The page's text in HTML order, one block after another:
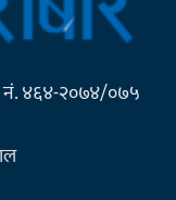
नं. ४६४-२०७४/०७५